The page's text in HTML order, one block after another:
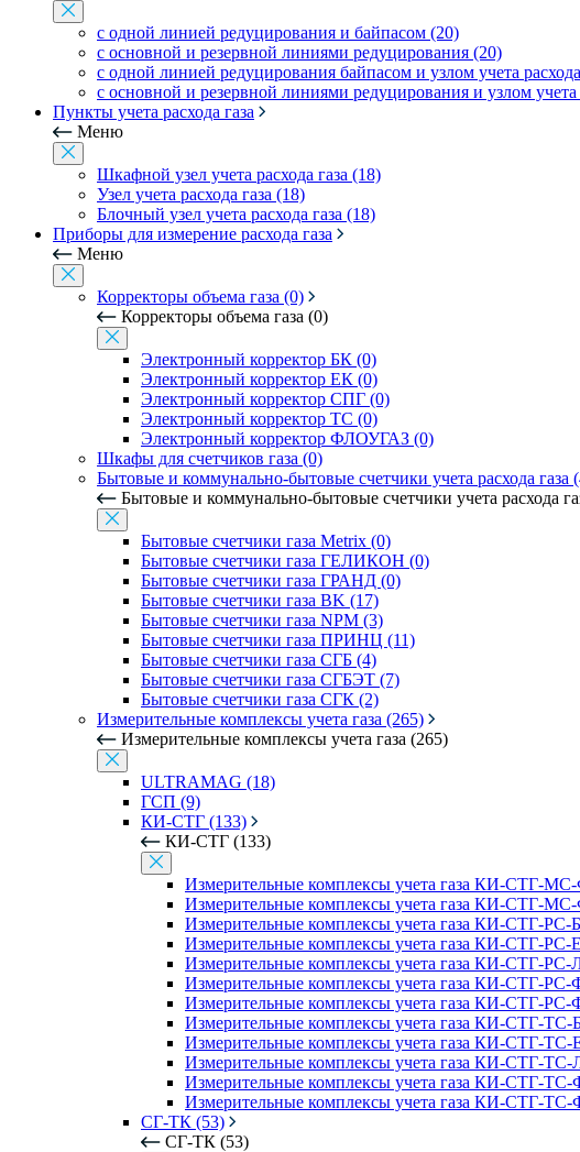
с одной линией редуцирования и байпасом (20)
с основной и резервной линиями редуцирования (20)
с одной линией редуцирования байпасом и узлом учета
с основной и резервной линиями редуцирования и узлом учета
Пункты учета расхода газа
Меню
Шкафной узел учета расхода газа (18)
Узел учета расхода газа (18)
Блочный узел учета расхода газа (18)
Приборы для измерение расхода газа
Меню
Корректоры объема газа (0)
Корректоры объема газа (0)
Электронный корректор БК (0)
Электронный корректор ЕК (0)
Электронный корректор СПГ (0)
Электронный корректор ТС (0)
Электронный корректор ФЛОУГАЗ (0)
Шкафы для счетчиков газа (0)
Бытовые и коммунально-бытовые счетчики учета расхода газа
Бытовые и коммунально-бытовые счетчики учета расхода
Бытовые счетчики газа Metrix (0)
Бытовые счетчики газа ГЕЛИКОН (0)
Бытовые счетчики газа ГРАНД (0)
Бытовые счетчики газа BK (17)
Бытовые счетчики газа NPM (3)
Бытовые счетчики газа ПРИНЦ (11)
Бытовые счетчики газа СГБ (4)
Бытовые счетчики газа СГБЭТ (7)
Бытовые счетчики газа СГК (2)
Измерительные комплексы учета газа (265)
Измерительные комплексы учета газа (265)
ULTRAMAG (18)
ГСП (9)
КИ-СТГ (133)
КИ-СТГ (133)
Измерительные комплексы учета газа КИ-СТГ-
Измерительные комплексы учета газа КИ-СТГ-
Измерительные комплексы учета газа КИ-СТГ-
Измерительные комплексы учета газа КИ-СТГ-
Измерительные комплексы учета газа КИ-СТГ-
Измерительные комплексы учета газа КИ-СТГ-
Измерительные комплексы учета газа КИ-СТГ-
Измерительные комплексы учета газа КИ-СТГ-
Измерительные комплексы учета газа КИ-СТГ-
Измерительные комплексы учета газа КИ-СТГ-
Измерительные комплексы учета газа КИ-СТГ-
Измерительные комплексы учета газа КИ-СТГ-
СГ-ТК (53)
СГ-ТК (53)